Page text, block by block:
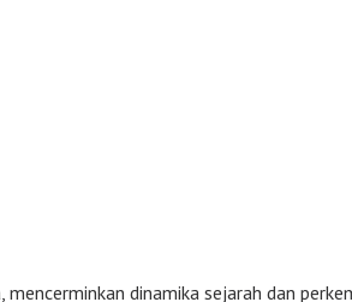
dinamika sejarah dan